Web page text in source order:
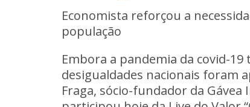
Economista reforçou a
população
Embora a pandemia da covid-
desigualdades nacionais foram
Fraga, sócio-fundador da